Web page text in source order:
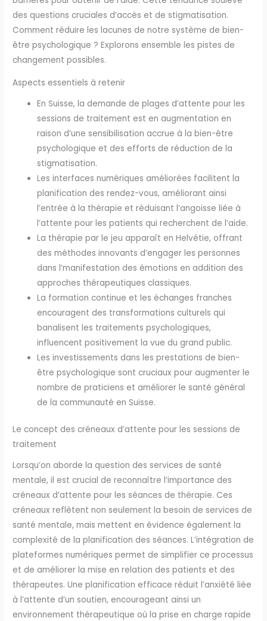
des questions cruciales d’accès et de stigmatisation.
Comment réduire les lacunes de notre système de bien-
être psychologique ? Explorons ensemble les pistes de
changement possibles.
Aspects essentiels à retenir
En Suisse, la demande de plages d’attente pour les
sessions de traitement est en augmentation en
raison d’une sensibilisation accrue à la bien-être
psychologique et des efforts de réduction de la
stigmatisation.
Les interfaces numériques améliorées facilitent la
planification des rendez-vous, améliorant ainsi
l’entrée à la thérapie et réduisant l’angoisse liée à
l’attente pour les patients qui recherchent de l’aide.
La thérapie par le jeu apparaît en Helvétie, offrant
des méthodes innovants d’engager les personnes
dans l’manifestation des émotions en addition des
approches thérapeutiques classiques.
La formation continue et les échanges franches
encouragent des transformations culturels qui
banalisent les traitements psychologiques,
influencent positivement la vue du grand public.
Les investissements dans les prestations de bien-
être psychologique sont cruciaux pour augmenter le
nombre de praticiens et améliorer le santé général
de la communauté en Suisse.
Le concept des créneaux d’attente pour les sessions de
traitement
Lorsqu’on aborde la question des services de santé
mentale, il est crucial de reconnaître l’importance des
créneaux d’attente pour les séances de thérapie. Ces
créneaux reflètent non seulement la besoin de services de
santé mentale, mais mettent en évidence également la
complexité de la planification des séances. L’intégration de
plateformes numériques permet de simplifier ce processus
et de améliorer la mise en relation des patients et des
thérapeutes. Une planification efficace réduit l’anxiété liée
à l’attente d’un soutien, encourageant ainsi un
environnement thérapeutique où la prise en charge rapide